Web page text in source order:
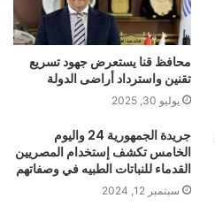
محافظ قنا يستعرض جهود تسريع
تقنين واسترداد أراضى الدولة
يوليو 30, 2025
جريدة الجمهورية 24 واليوم
الخامس تكشف إستخدام المصريين
القدماء للنباتات الطبيه في وصفاتهم
سبتمبر 12, 2024